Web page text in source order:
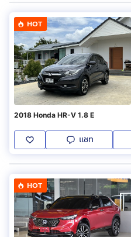
HOT
2018 Honda HR-V 1.8 E
แชท
HOT